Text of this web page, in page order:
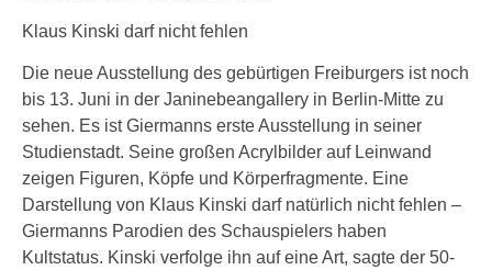
Klaus Kinski darf nicht fehlen
Die neue Ausstellung des gebürtigen Freiburgers ist noch
bis 13. Juni in der Janinebeangallery in Berlin-Mitte zu
sehen. Es ist Giermanns erste Ausstellung in seiner
Studienstadt. Seine großen Acrylbilder auf Leinwand
zeigen Figuren, Köpfe und Körperfragmente. Eine
Darstellung von Klaus Kinski darf natürlich nicht fehlen –
Giermanns Parodien des Schauspielers haben
Kultstatus. Kinski verfolge ihn auf eine Art, sagte der 50-